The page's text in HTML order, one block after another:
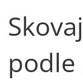
podle